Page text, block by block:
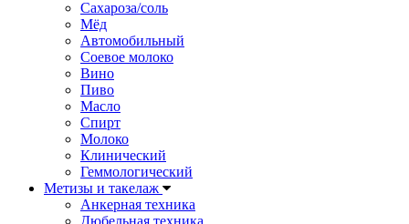
Сахароза/соль
Мёд
Автомобильный
Соевое молоко
Вино
Пиво
Масло
Спирт
Молоко
Клинический
Геммологический
Метизы и такелаж
Анкерная техника
Дюбельная техника